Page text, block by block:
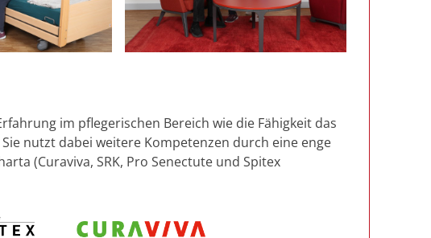
im pflegerischen Bereich wie die Fähigkeit das
nutzt dabei weitere Kompetenzen durch eine enge
(Curaviva, SRK, Pro Senectute und Spitex